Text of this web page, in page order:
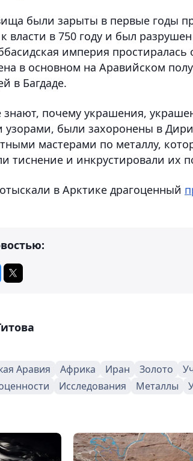
были зарыты в первые годы
власти в 750 году и был
империя
в основном на Аравийском
в Багдаде.
знают, почему украшения,
узорами, были захоронены в
мастерами по металлу,
тиснение и инкрустировали их
в Арктике драгоценный
Аравия Африка Иран Золото
Исследования Металлы